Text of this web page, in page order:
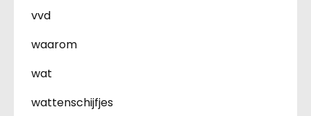
vvd
waarom
wat
wattenschijfjes